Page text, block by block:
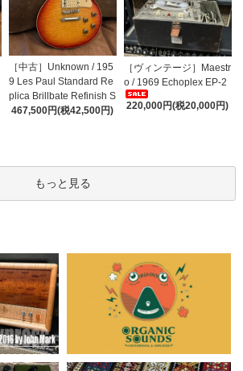
［中古］Unknown / 195
9 Les Paul Standard Re
plica Brillbate Refinish S
unburst Top
467,500円(税42,500円)
［ヴィンテージ］Maestr
o / 1969 Echoplex EP-2
220,000円(税20,000円)
もっと見る